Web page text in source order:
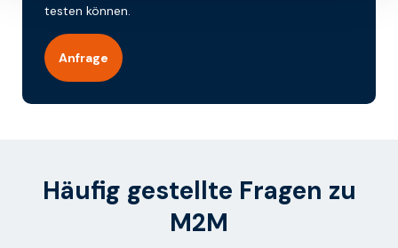
testen können.
Anfrage
Häufig gestellte Fragen zu
M2M